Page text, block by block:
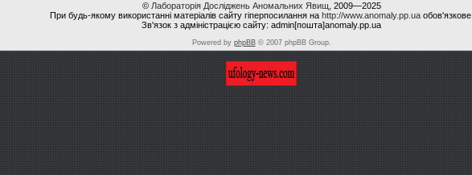
© Лабораторія Досліджень Аномальних Явищ , 2009—2025
При будь-якому використанні матеріалів сайту гіперпосилання на http://www.anomaly.pp.uaобов'язкове.
Зв'язок з адміністрацією сайту: admin[пошта]anomaly.pp.ua
Powered by phpBB© 2007 phpBB Group.